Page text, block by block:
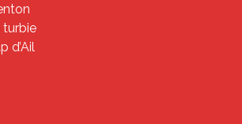
turbie
d’Ail